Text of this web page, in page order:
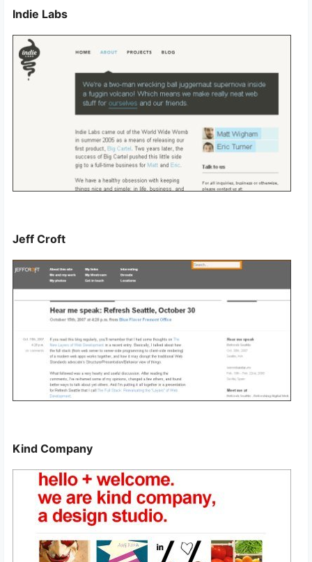
Indie Labs
Jeff Croft
Kind Company